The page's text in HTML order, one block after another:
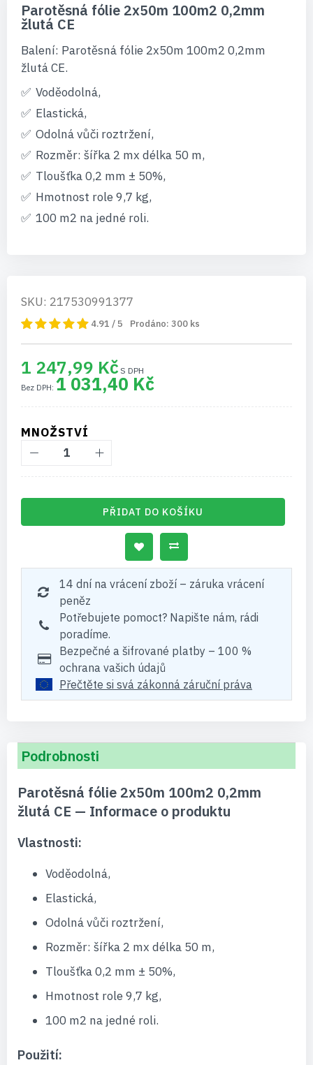
začátek
galerie
obrázky
Parotěsná fólie 2x50m 100m2 0,2mm
žlutá CE
Balení: Parotěsná fólie 2x50m 100m2 0,2mm
žlutá CE.
Voděodolná,
Elastická,
Odolná vůči roztržení,
Rozměr: šířka 2 mx délka 50 m,
Tloušťka 0,2 mm ± 50%,
Hmotnost role 9,7 kg,
100 m2 na jedné roli.
SKU: 217530991377
4.91 / 5 Prodáno: 300 ks
1 247,99 Kč
1 031,40 Kč
MNOŽSTVÍ
PŘIDAT DO KOŠÍKU
14 dní na vrácení zboží – záruka vrácení
peněz
Potřebujete pomoct? Napište nám, rádi
poradíme.
Bezpečné a šifrované platby – 100 %
ochrana vašich údajů
Přečtěte si svá zákonná záruční práva
Podrobnosti
Parotěsná fólie 2x50m 100m2 0,2mm
žlutá CE — Informace o produktu
Vlastnosti:
Voděodolná,
Elastická,
Odolná vůči roztržení,
Rozměr: šířka 2 mx délka 50 m,
Tloušťka 0,2 mm ± 50%,
Hmotnost role 9,7 kg,
100 m2 na jedné roli.
Použití: